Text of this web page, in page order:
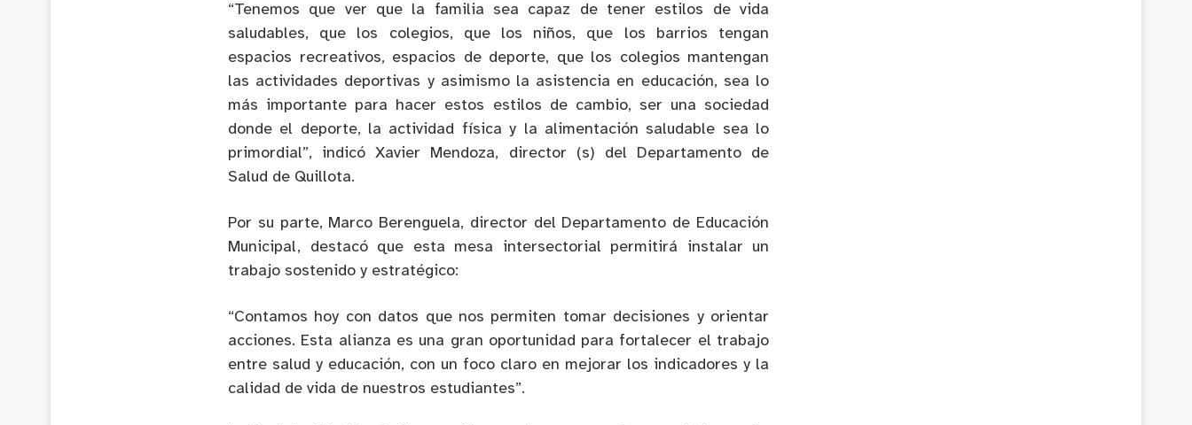
“Tenemos que ver que la familia sea capaz de tener estilos de vida
saludables, que los colegios, que los niños, que los barrios tengan
espacios recreativos, espacios de deporte, que los colegios mantengan
las actividades deportivas y asimismo la asistencia en educación, sea lo
más importante para hacer estos estilos de cambio, ser una sociedad
donde el deporte, la actividad física y la alimentación saludable sea lo
primordial”, indicó Xavier Mendoza, director (s) del Departamento de
Salud de Quillota.
Por su parte, Marco Berenguela, director del Departamento de Educación
Municipal, destacó que esta mesa intersectorial permitirá instalar un
trabajo sostenido y estratégico:
“Contamos hoy con datos que nos permiten tomar decisiones y orientar
acciones. Esta alianza es una gran oportunidad para fortalecer el trabajo
entre salud y educación, con un foco claro en mejorar los indicadores y la
calidad de vida de nuestros estudiantes”.